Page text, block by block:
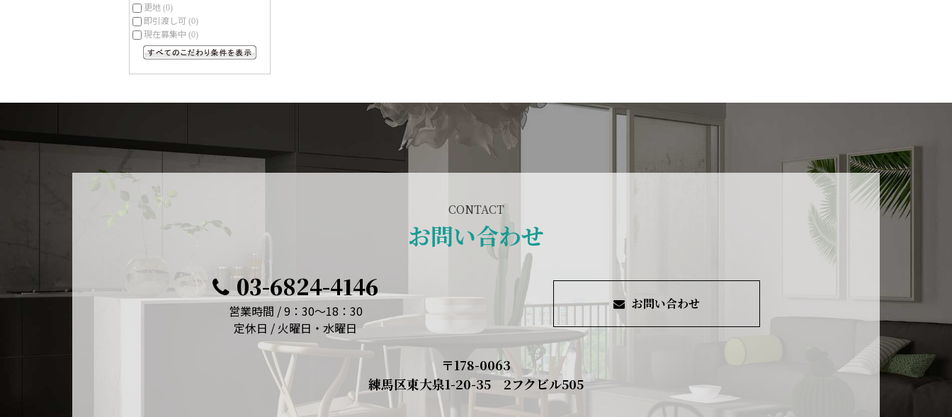
更地 (0)
即引渡し可 (0)
現在募集中 (0)
CONTACT
お問い合わせ
03-6824-4146
営業時間 / 9：30～18：30
定休日 / 火曜日・水曜日
お問い合わせ
〒178-0063
練馬区東大泉1-20-35 2フクビル505